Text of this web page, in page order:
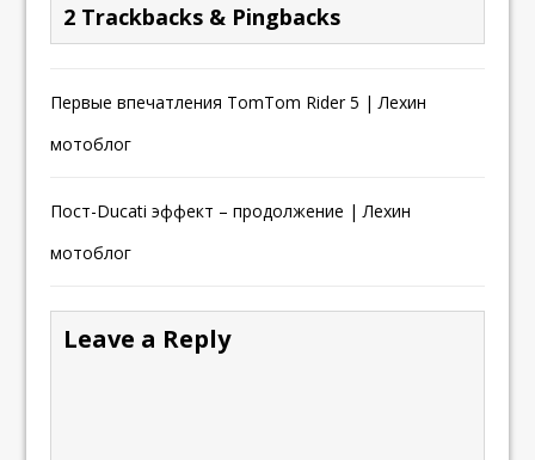
2 Trackbacks & Pingbacks
Первые впечатления TomTom Rider 5 | Лехин
мотоблог
Пост-Ducati эффект – продолжение | Лехин
мотоблог
Leave a Reply